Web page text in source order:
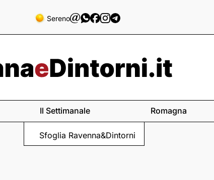
Sereno
Il Settimanale
Sfoglia Ravenna&Dintorni
Romagna